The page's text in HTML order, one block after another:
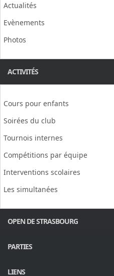
Actualités
Evènements
Photos
ACTIVITÉS
Cours pour enfants
Soirées du club
Tournois internes
Compétitions par équipe
Interventions scolaires
Les simultanées
OPEN DE STRASBOURG
PARTIES
LIENS